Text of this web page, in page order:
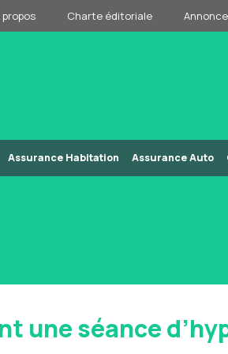
propos Charte éditoriale
Assurance Habitation Assurance Auto
une séance